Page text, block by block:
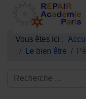
Vous êtes ici :
Le bien être